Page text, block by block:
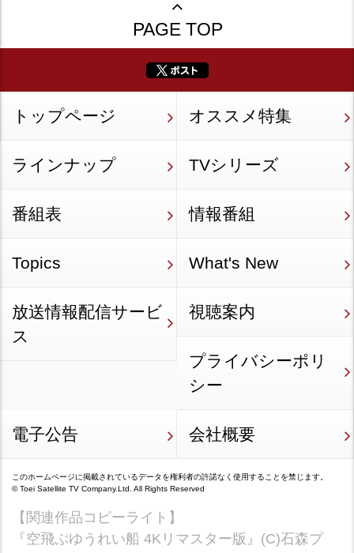
PAGE TOP
トップページ オススメ特集
ラインナップ TVシリーズ
番組表 情報番組
Topics What's New
放送情報配信サービ
ス
視聴案内
プライバシーポリ
シー
電子公告 会社概要
このホームページに掲載されているデータを権利者の許諾なく使用することを禁じます。
©Toei Satellite TV Company.Ltd. All Rights Reserved
【関連作品コピーライト】
『空飛ぶゆうれい船 4Kリマスター版』(C)石森プ